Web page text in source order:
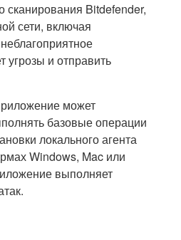
сканирования Bitdefender,
сети, включая
угрозы и отправить
может
базовые операции
локального агента
Windows, Mac или
выполняет